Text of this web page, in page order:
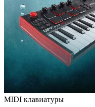
MIDI клавиатуры